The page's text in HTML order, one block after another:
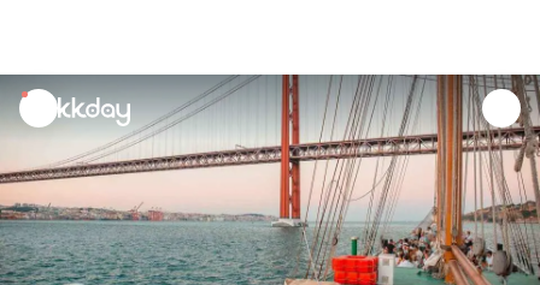
unread
notifications